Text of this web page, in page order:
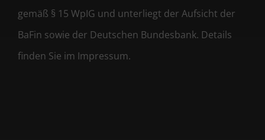
gemäß § 15 WpIG und unterliegt der Aufsicht der
BaFin sowie der Deutschen Bundesbank. Details
finden Sie im Impressum.